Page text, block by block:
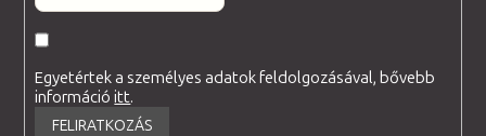
Egyetértek a személyes adatok feldolgozásával, bővebb
információitt.
FELIRATKOZÁS